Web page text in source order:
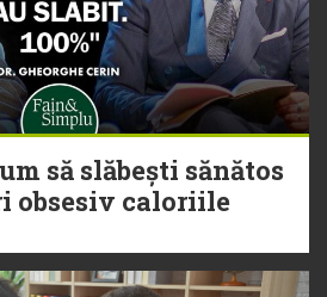
să slăbești sănătos
obsesiv caloriile